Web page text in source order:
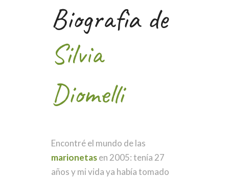
Biografìa de
Silvia
Diomelli
Encontré el mundo de las
marionetasen 2005: tenía 27
años y mi vida ya había tomado